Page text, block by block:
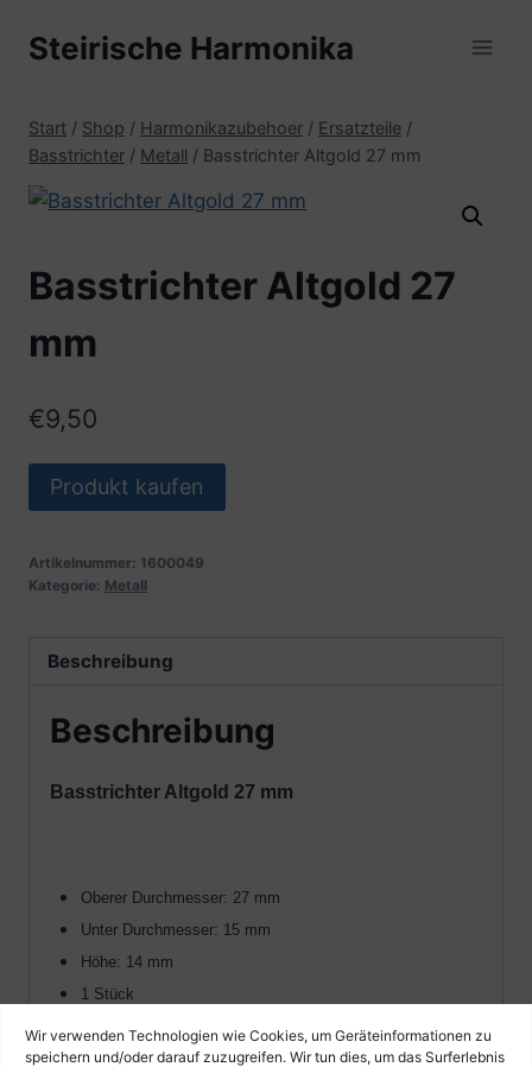
Wir verwenden Technologien wie Cookies, um Geräteinformationen zu
speichern und/oder darauf zuzugreifen. Wir tun dies, um das Surferlebnis
InhaltSteirische Harmonika
Start / Shop / Harmonikazubehoer / Ersatzteile /
Basstrichter / Metall / Basstrichter Altgold 27 mm
Basstrichter Altgold 27
mm
€9,50
Produkt kaufen
Artikelnummer: 1600049
Kategorie: Metall
Beschreibung
Beschreibung
Basstrichter Altgold 27 mm
Oberer Durchmesser: 27 mm
Unter Durchmesser: 15 mm
Höhe: 14 mm
1 Stück